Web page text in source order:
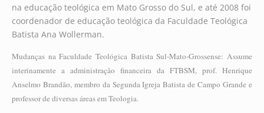
na educação teológica em Mato Grosso do Sul, e até 2008 foi
coordenador de educação teológica da Faculdade Teológica
Batista Ana Wollerman.
Mudanças na Faculdade Teológica Batista Sul-Mato-Grossense: Assume
interinamente a administração financeira da FTBSM, prof. Henrique
Anselmo Brandão, membro da Segunda Igreja Batista de Campo Grande e
professor de diversas áreas em Teologia.